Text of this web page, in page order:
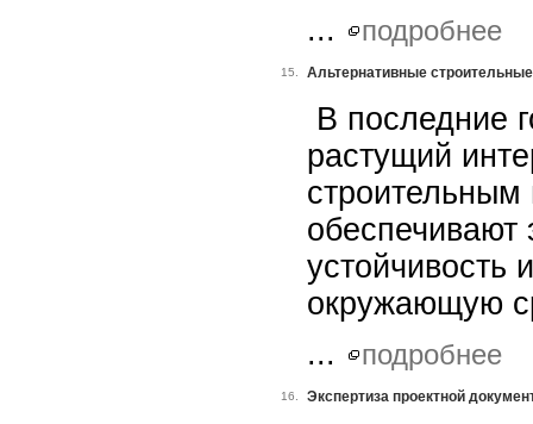
...
подробнее
15. Альтернативные
В последние
растущий
обеспечивают
устойчивость
окружающую
...
подробнее
16. Экспертиза проектной